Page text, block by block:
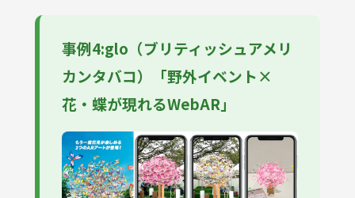
事例4:glo（ブリティッシュアメリ
カンタバコ）「野外イベント×
花・蝶が現れるWebAR」